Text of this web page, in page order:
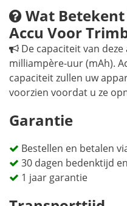
Wat
Accu Voor
De capaciteit van
milliampère-uur (mAh).
capaciteit zullen uw
voorzien voordat u ze
Garantie
Bestellen en betalen
30 dagen bedenktijd
1 jaar garantie